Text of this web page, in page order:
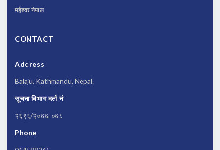
महेश्वर नेपाल
CONTACT
Address
Balaju, Kathmandu, Nepal.
सूचना बिभाग दर्ता नं
२६९६/२०७७-०७८
Phone